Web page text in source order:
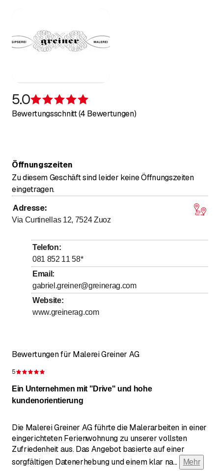
5.0
Bewertungsschnitt (4 Bewertungen)
Öffnungszeiten
Zu diesem Geschäft sind leider keine Öffnungszeiten
eingetragen.
Adresse:
Via Curtinellas 12, 7524 Zuoz
Telefon:
081 852 11 58*
Email :
gabriel.greiner@greinerag.com
Website:
www.greinerag.com
Bewertungen für Malerei Greiner AG
5
Ein Unternehmen mit "Drive" und hohe
kundenorientierung
Die Malerei Greiner AG führte die Malerarbeiten in einer
eingerichteten Ferienwohnung zu unserer vollsten
Zufriedenheit aus. Das Angebot basierte auf einer
sorgfältigen Datenerhebung und einem klar na... Mehr